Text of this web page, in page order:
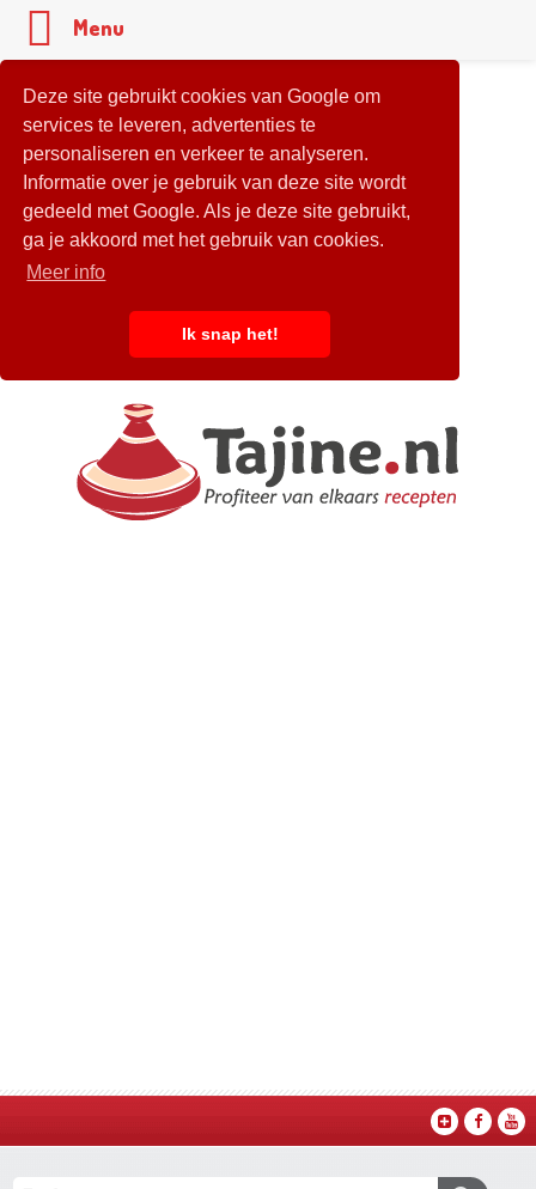
Deze site gebruikt cookies van Google om
services te leveren, advertenties te
personaliseren en verkeer te analyseren.
Informatie over je gebruik van deze site wordt
gedeeld met Google. Als je deze site gebruikt,
ga je akkoord met het gebruik van cookies.
Meer info
Ik snap het!
Menu